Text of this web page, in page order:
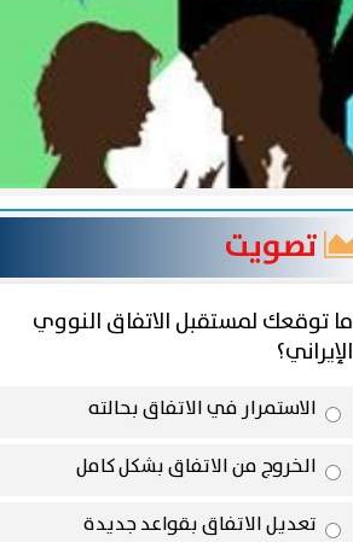
تصويت
ما توقعك لمستقبل الاتفاق النووي
الإيراني؟
الاستمرار في الاتفاق بحالته
الخروج من الاتفاق بشكل كامل
تعديل الاتفاق بقواعد جديدة